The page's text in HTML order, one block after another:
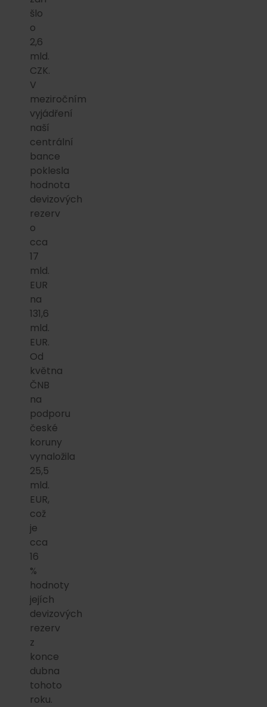
šlo
o
2,6
mld.
CZK.
V
meziročním
vyjádření
naší
centrální
bance
poklesla
hodnota
devizových
rezerv
o
cca
17
mld.
EUR
na
131,6
mld.
EUR.
Od
května
ČNB
na
podporu
české
koruny
vynaložila
25,5
mld.
EUR,
což
je
cca
16
%
hodnoty
jejích
devizových
rezerv
z
konce
dubna
tohoto
roku.